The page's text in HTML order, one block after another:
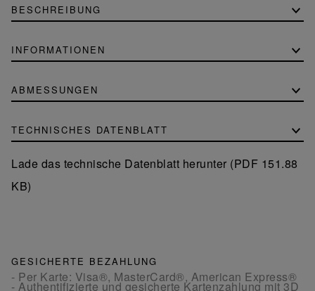
BESCHREIBUNG
INFORMATIONEN
ABMESSUNGEN
TECHNISCHES DATENBLATT
Lade das technische Datenblatt herunter (PDF 151.88
KB)
GESICHERTE BEZAHLUNG
- Per Karte: Visa®, MasterCard®, American Express®
- Authentifizierte und gesicherte Kartenzahlung mit 3D